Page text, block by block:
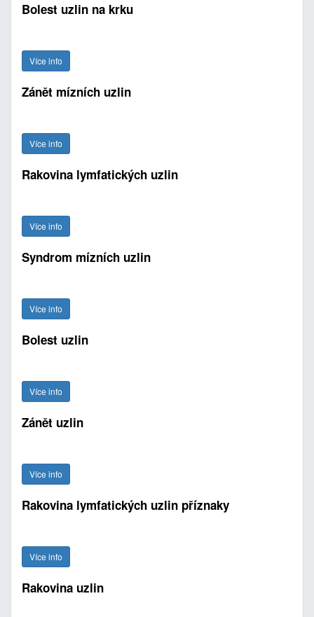
Bolest uzlin na krku
Více info
Zánět mízních uzlin
Více info
Rakovina lymfatických uzlin
Více info
Syndrom mízních uzlin
Více info
Bolest uzlin
Více info
Zánět uzlin
Více info
Rakovina lymfatických uzlin příznaky
Více info
Rakovina uzlin